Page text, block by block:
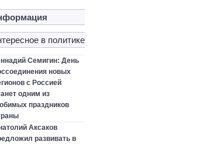
в политике
Семигин: День
новых
с Россией
одним из
праздников
Аксаков
развивать в